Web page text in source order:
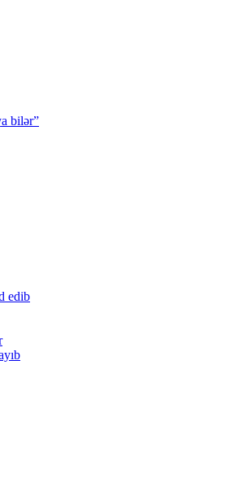
bilər”
edib